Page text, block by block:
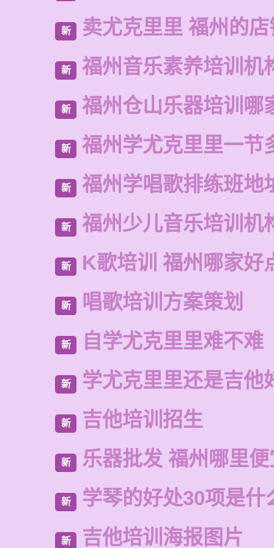
新 卖尤克里里 福州的
新 福州音乐素养培训机
新 福州仓山乐器培训哪
新 福州学尤克里里一节
新 福州学唱歌排练班地
新 福州少儿音乐培训机
新 K歌培训 福州哪家好
新 唱歌培训方案策划
新 自学尤克里里难不难
新 学尤克里里还是吉他
新 吉他培训招生
新 乐器批发 福州哪里
新 学琴的好处30项是什
新 吉他培训海报图片